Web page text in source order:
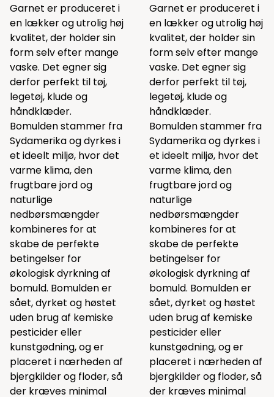
Garnet er produceret i
en lækker og utrolig høj
kvalitet, der holder sin
form selv efter mange
vaske. Det egner sig
derfor perfekt til tøj,
legetøj, klude og
håndklæder.
Bomulden stammer fra
Sydamerika og dyrkes i
et ideelt miljø, hvor det
varme klima, den
frugtbare jord og
naturlige
nedbørsmængder
kombineres for at
skabe de perfekte
betingelser for
økologisk dyrkning af
bomuld. Bomulden er
sået, dyrket og høstet
uden brug af kemiske
pesticider eller
kunstgødning, og er
placeret i nærheden af
bjergkilder og floder, så
der kræves minimal
Garnet er produceret i
en lækker og utrolig høj
kvalitet, der holder sin
form selv efter mange
vaske. Det egner sig
derfor perfekt til tøj,
legetøj, klude og
håndklæder.
Bomulden stammer fra
Sydamerika og dyrkes i
et ideelt miljø, hvor det
varme klima, den
frugtbare jord og
naturlige
nedbørsmængder
kombineres for at
skabe de perfekte
betingelser for
økologisk dyrkning af
bomuld. Bomulden er
sået, dyrket og høstet
uden brug af kemiske
pesticider eller
kunstgødning, og er
placeret i nærheden af
bjergkilder og floder, så
der kræves minimal